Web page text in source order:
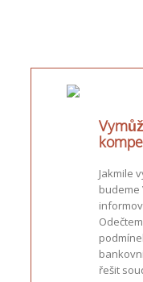
Jakmile
budeme
řešit